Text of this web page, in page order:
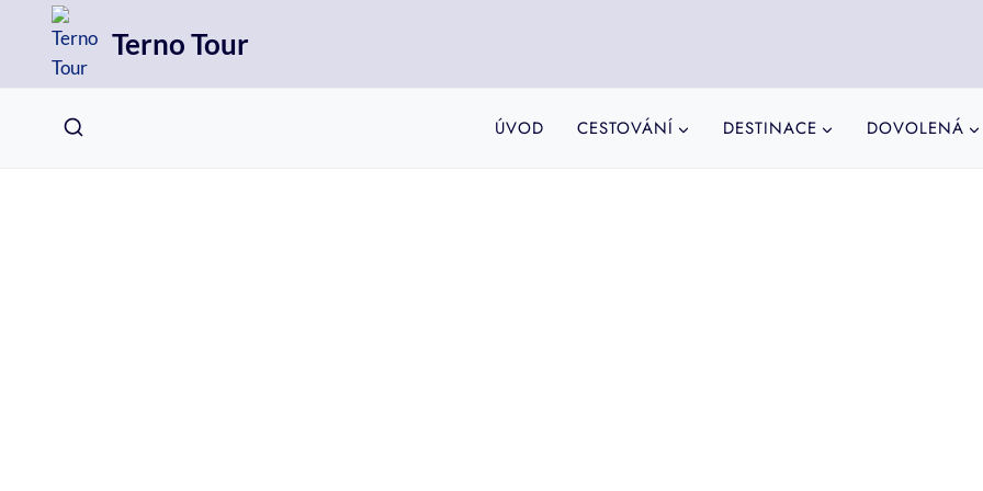
Přeskočit
Terno Tour
ÚVOD CESTOVÁNÍ DESTINACE DOVOLENÁ